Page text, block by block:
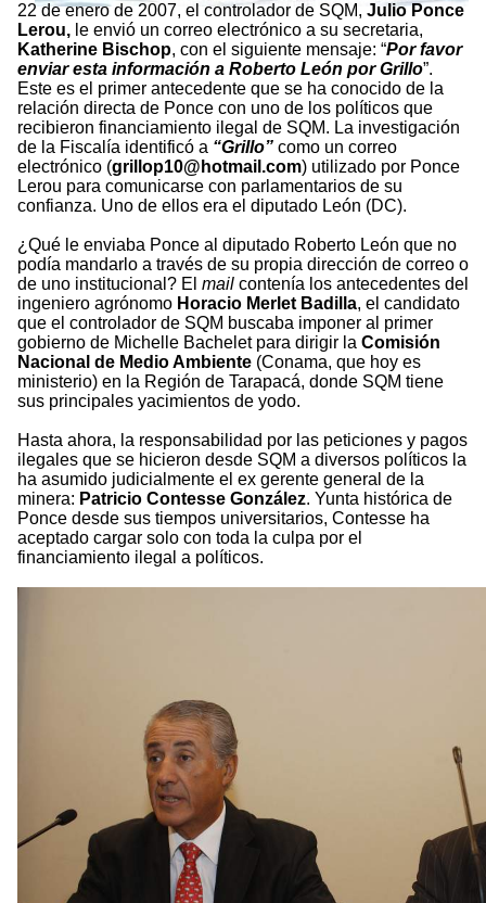
22 de enero de 2007, el controlador de SQM, Julio Ponce
Lerou, le envió un correo electrónico a su secretaria,
Katherine Bischop, con el siguiente mensaje: “Por favor
enviar esta información a Roberto León por Grillo”.
Este es el primer antecedente que se ha conocido de la
relación directa de Ponce con uno de los políticos que
recibieron financiamiento ilegal de SQM. La investigación
de la Fiscalía identificó a “Grillo” como un correo
electrónico (grillop10@hotmail.com) utilizado por Ponce
Lerou para comunicarse con parlamentarios de su
confianza. Uno de ellos era el diputado León (DC).
¿Qué le enviaba Ponce al diputado Roberto León que no
podía mandarlo a través de su propia dirección de correo o
de uno institucional? El mail contenía los antecedentes del
ingeniero agrónomo Horacio Merlet Badilla, el candidato
que el controlador de SQM buscaba imponer al primer
gobierno de Michelle Bachelet para dirigir la Comisión
Nacional de Medio Ambiente (Conama, que hoy es
ministerio) en la Región de Tarapacá, donde SQM tiene
sus principales yacimientos de yodo.
Hasta ahora, la responsabilidad por las peticiones y pagos
ilegales que se hicieron desde SQM a diversos políticos la
ha asumido judicialmente el ex gerente general de la
minera: Patricio Contesse González. Yunta histórica de
Ponce desde sus tiempos universitarios, Contesse ha
aceptado cargar solo con toda la culpa por el
financiamiento ilegal a políticos.